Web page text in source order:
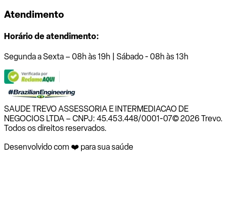
Atendimento
Horário de atendimento:
Segunda a Sexta – 08h às 19h | Sábado - 08h às 13h
SAUDE TREVO ASSESSORIA E INTERMEDIACAO DE
NEGOCIOS LTDA – CNPJ: 45.453.448/0001-07© 2026 Trevo.
Todos os direitos reservados.
Desenvolvido com ❤️ para sua saúde